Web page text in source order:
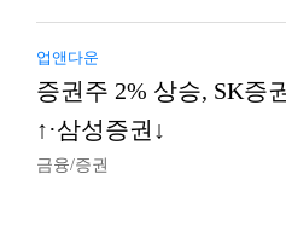
업앤다운
증권주 2% 상승, SK증권
↑·삼성증권↓
금융/증권